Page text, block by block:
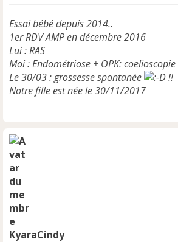
Essai bébé depuis 2014..
1er RDV AMP en décembre 2016
Lui : RAS
Moi : Endométriose + OPK:
Le 30/03 : grossesse spontanée
!!
Notre fille est née le 30/11/2017
KyaraCindy